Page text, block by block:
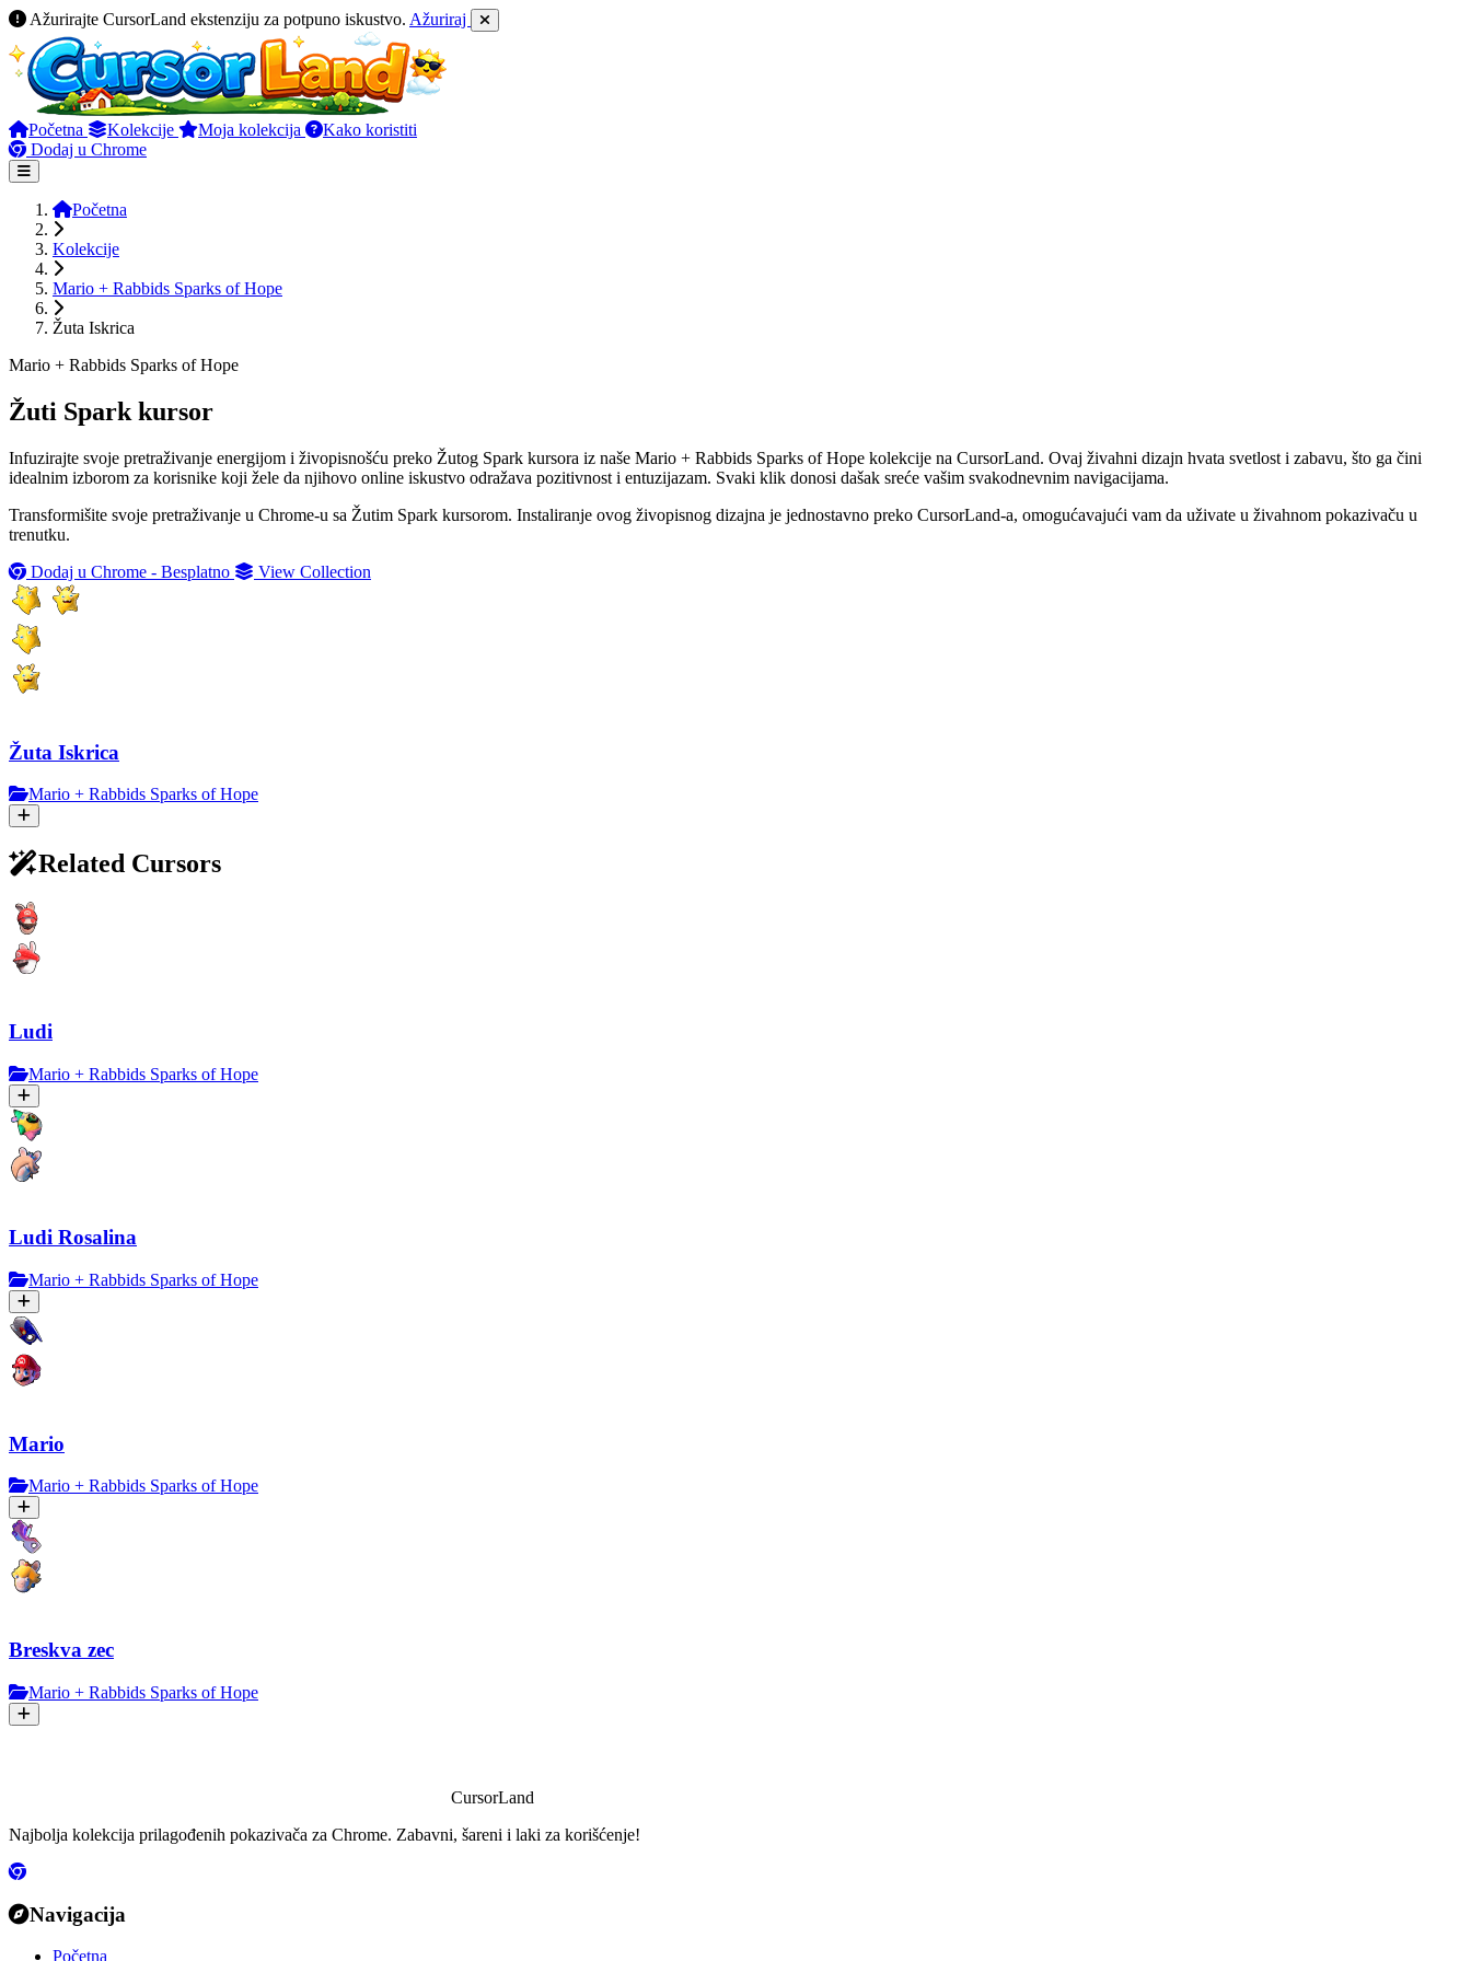
Ažurirajte CursorLand ekstenziju za potpuno iskustvo. Ažuriraj
Početna Kolekcije Moja kolekcija
Kako koristiti
Dodaj u Chrome
Početna
Kolekcije
Mario + Rabbids Sparks of Hope
Žuta Iskrica
Mario + Rabbids Sparks of Hope
Žuti Spark kursor
Infuzirajte svoje pretraživanje energijom i živopisnošću preko Žutog Spark kursora iz naše Mario + Rabbids Sparks of Hope kolekcije na CursorLand. Ovaj živahni dizajn hvata svetlost i zabavu, što ga čini
idealnim izborom za korisnike koji žele da njihovo online iskustvo odražava pozitivnost i entuzijazam. Svaki klik donosi dašak sreće vašim svakodnevnim navigacijama.
Transformišite svoje pretraživanje u Chrome-u sa Žutim Spark kursorom. Instaliranje ovog živopisnog dizajna je jednostavno preko CursorLand-a, omogućavajući vam da uživate u živahnom pokazivaču u
trenutku.
Dodaj u Chrome - Besplatno
View Collection
Žuta Iskrica
Mario + Rabbids Sparks of Hope
Related Cursors
Ludi
Mario + Rabbids Sparks of Hope
Ludi Rosalina
Mario + Rabbids Sparks of Hope
Mario
Mario + Rabbids Sparks of Hope
Breskva zec
Mario + Rabbids Sparks of Hope
CursorLand
Najbolja kolekcija prilagođenih pokazivača za Chrome. Zabavni, šareni i laki za korišćenje!
Navigacija
Početna